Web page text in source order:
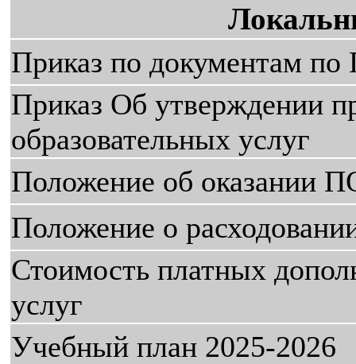
Приказ по документам
Приказ Об утверждении
образовательных услуг
Положение об оказании
Положение о
Стоимость платных
услуг
Учебный план 2025-2026